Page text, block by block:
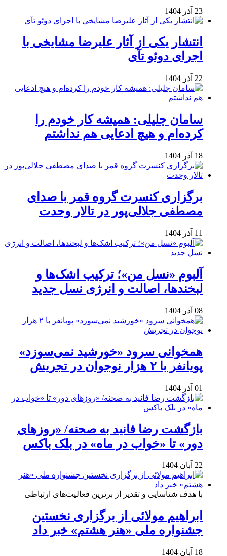
23 آذر 1404
انتشار یکی از آثار علیرضا مشایخی با
اجرای دوئو تآی
22 آذر 1404
سامان جلیلی: همیشه کار خودم را
کرده‌ام و هیچ ادعایی هم نداشتم
18 آذر 1404
برگزاری کنسرت گروه قمر با صدای
مصطفی جلالی‌پور در تالار وحدت
11 آذر 1404
آلبوم «نسل من»؛ ترکیب اشک‌ها و
لبخندها، اصالت و انرژی نسل جدید
08 آذر 1404
همخوانی سرود «خورشید نمی‌سوزد»
پویانفر با ۲ هزار نوجوان در تجریش
01 آذر 1404
بازگشت رضا فانید به صحنه/ «روزهای
دور» تا «خواب در ماه» در بلک باکس
22 آبان 1404
با هدف شناسایی و تقدیر از برترین فعالیت‌های ارتباطی
ابراهیم مولائی از برگزاری نخستین
جشنواره ملی «هنر هشتم» خبر داد
18 آبان 1404